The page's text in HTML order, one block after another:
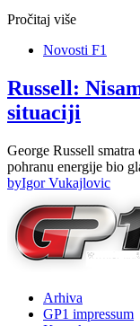
Pročitaj više
Novosti F1
Russell:
situaciji
George Russell
pohranu energije bio
byIgor Vukajlovic
Arhiva
GP1 impressum